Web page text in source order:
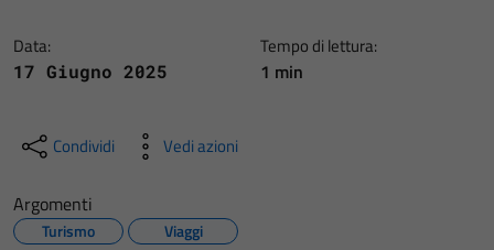
Data:
17 Giugno 2025
Tempo di lettura:
1 min
Condividi Vedi azioni
Argomenti
Turismo Viaggi